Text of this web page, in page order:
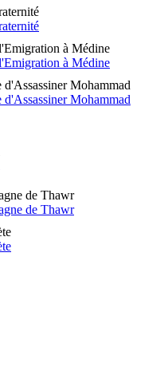
à Médine
à Médine
Mohammad
Mohammad
de Thawr
de Thawr